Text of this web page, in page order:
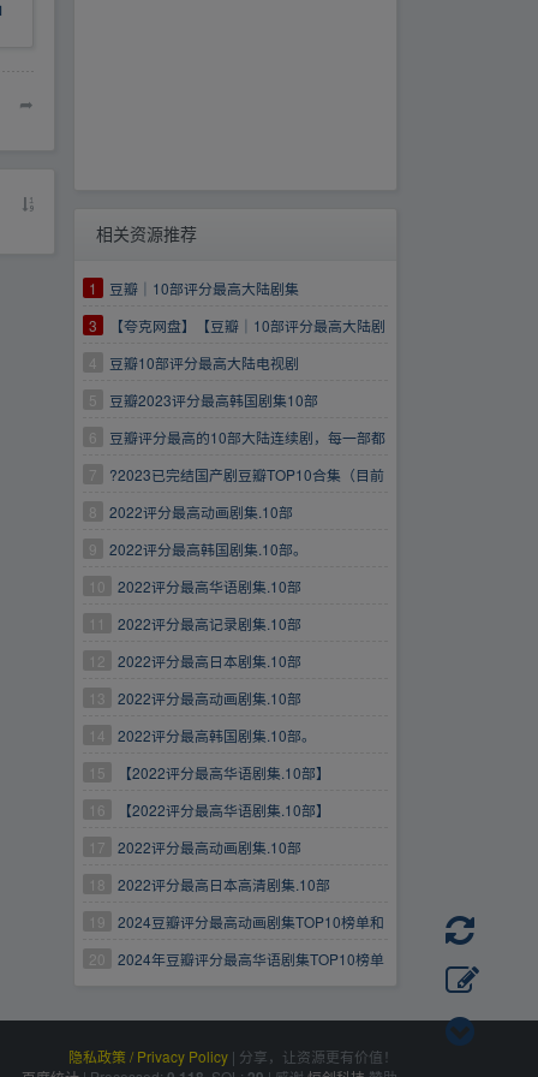
➦
相关资源推荐
1
豆瓣｜10部评分最高大陆剧集
3
【夸克网盘】【豆瓣｜10部评分最高大陆剧
集】
4
豆瓣10部评分最高大陆电视剧
5
豆瓣2023评分最高韩国剧集10部
6
豆瓣评分最高的10部大陆连续剧，每一部都
超级经典
7
?2023已完结国产剧豆瓣TOP10合集（目前
评分最高10部国产剧集）?部部4K高清好看！强
烈推荐！
8
2022评分最高动画剧集.10部
9
2022评分最高韩国剧集.10部。
10
2022评分最高华语剧集.10部
11
2022评分最高记录剧集.10部
12
2022评分最高日本剧集.10部
13
2022评分最高动画剧集.10部
14
2022评分最高韩国剧集.10部。
15
【2022评分最高华语剧集.10部】
16
【2022评分最高华语剧集.10部】
17
2022评分最高动画剧集.10部
18
2022评分最高日本高清剧集.10部
19
2024豆瓣评分最高动画剧集TOP10榜单和
链接：
20
2024年豆瓣评分最高华语剧集TOP10榜单
隐私政策 / Privacy Policy | 分享，让资源更有价值！